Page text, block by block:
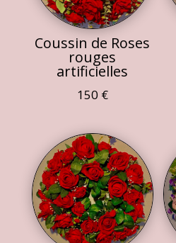
Coussin de Roses
rouges
artificielles
150 €